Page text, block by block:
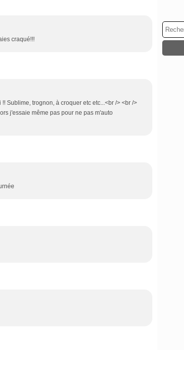
craqué!!!
Sublime, trognon, à croquer etc etc...<br /> <br />
j'essaie même pas pour ne pas m'auto